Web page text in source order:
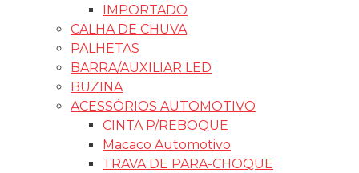
IMPORTADO
CALHA DE CHUVA
PALHETAS
BARRA/AUXILIAR LED
BUZINA
ACESSÓRIOS AUTOMOTIVO
CINTA P/REBOQUE
Macaco Automotivo
TRAVA DE PARA-CHOQUE